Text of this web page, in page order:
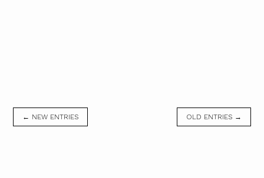
← NEW ENTRIES OLD ENTRIES →